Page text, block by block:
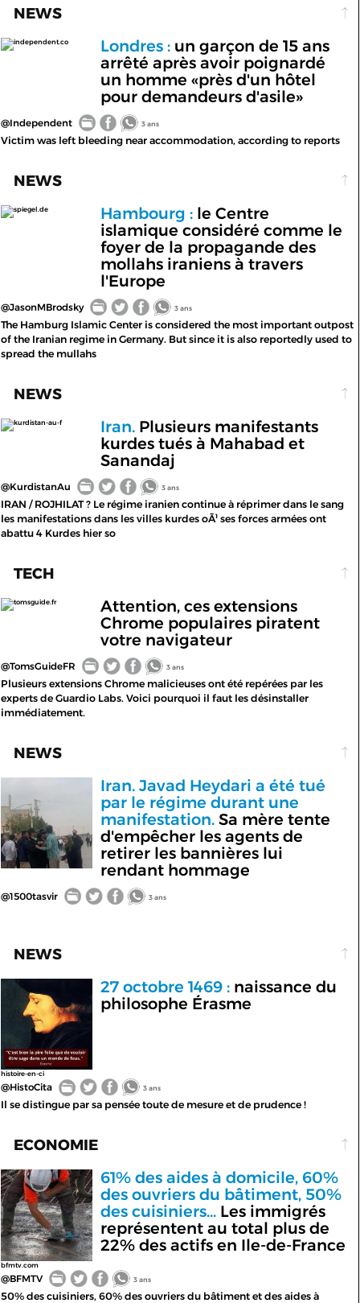
NEWS
independent.co Londres :un garçon de 15 ans
arrêté après avoir poignardé
un homme «près d'un hôtel
pour demandeurs d'asile»
@Independent 3 ans
Victim was left bleeding near accommodation, according to reports
NEWS
spiegel.de Hambourg :le Centre
islamique considéré comme le
foyer de la propagande des
mollahs iraniens à travers
l'Europe
@JasonMBrodsky 3 ans
The Hamburg Islamic Center is considered the most important outpost
of the Iranian regime in Germany. But since it is also reportedly used to
spread the mullahs
NEWS
kurdistan-au-f Iran.Plusieurs manifestants
kurdes tués à Mahabad et
Sanandaj
@KurdistanAu 3 ans
IRAN / ROJHILAT ? Le régime iranien continue à réprimer dans le sang
les manifestations dans les villes kurdes oÃ¹ ses forces armées ont
abattu 4 Kurdes hier so
TECH
tomsguide.fr
Attention, ces extensions
Chrome populaires piratent
votre navigateur
@TomsGuideFR 3 ans
Plusieurs extensions Chrome malicieuses ont été repérées par les
experts de Guardio Labs. Voici pourquoi il faut les désinstaller
immédiatement.
NEWS
Iran. Javad Heydari a été tué
par le régime durant une
manifestation.Sa mère tente
d'empêcher les agents de
retirer les bannières lui
rendant hommage
@1500tasvir 3 ans
NEWS
histoire-en-ci
27 octobre 1469 :naissance du
philosophe Érasme
@HistoCita 3 ans
Il se distingue par sa pensée toute de mesure et de prudence !
ECONOMIE
bfmtv.com
61% des aides à domicile, 60%
des ouvriers du bâtiment, 50%
des cuisiniers...Les immigrés
représentent au total plus de
22% des actifs en Ile-de-France
@BFMTV 3 ans
50% des cuisiniers, 60% des ouvriers du bâtiment et des aides à